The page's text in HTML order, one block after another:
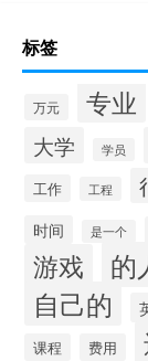
标签
万元 专业
大学 学员
工作 工程
时间 是一个
游戏 的
自己的
课程 费用